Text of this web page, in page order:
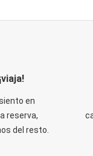
en
reserva,
del resto.